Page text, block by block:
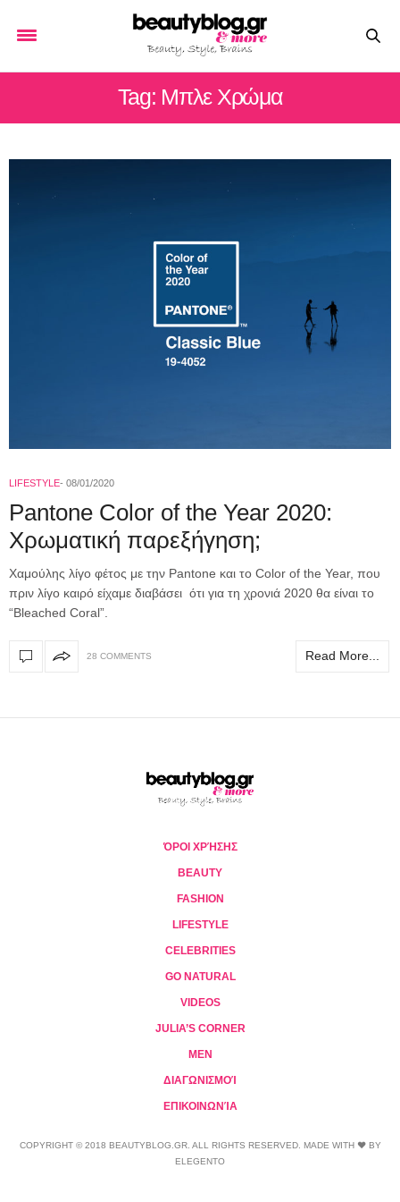
Tag: Μπλε Χρώμα
LIFESTYLE 08/01/2020
Pantone Color of the Year 2020:
Χρωματική παρεξήγηση;
Χαμούλης λίγο φέτος με την Pantone και το Color of the Year, που
πριν λίγο καιρό είχαμε διαβάσει ότι για τη χρονιά 2020 θα είναι το
“Bleached Coral”.
28 COMMENTS Read More...
ΌΡΟΙ ΧΡΉΣΗΣ
BEAUTY
FASHION
LIFESTYLE
CELEBRITIES
GO NATURAL
VIDEOS
JULIA’S CORNER
MEN
ΔΙΑΓΩΝΙΣΜΟΊ
ΕΠΙΚΟΙΝΩΝΊΑ
COPYRIGHT © 2018 BEAUTYBLOG.GR. ALL RIGHTS RESERVED. MADE WITH ❤ BY
ELEGENTO